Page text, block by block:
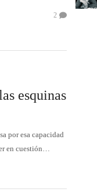
2
esquinas
por esa capacidad
en cuestión…